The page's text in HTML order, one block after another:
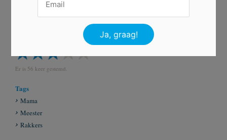
Ingezonden door
Van Hees Annie belgie
Er is 56 keer gestemd.
Tags
Mama
Meester
Rakkers